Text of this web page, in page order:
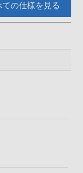
ての仕様を見る